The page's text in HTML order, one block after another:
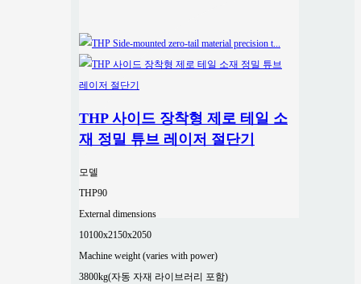
THP 사이드 장착형 제로 테일 소
재 정밀 튜브 레이저 절단기
모델
THP90
External dimensions
10100x2150x2050
Machine weight (varies with power)
3800kg(자동 자재 라이브러리 포함)